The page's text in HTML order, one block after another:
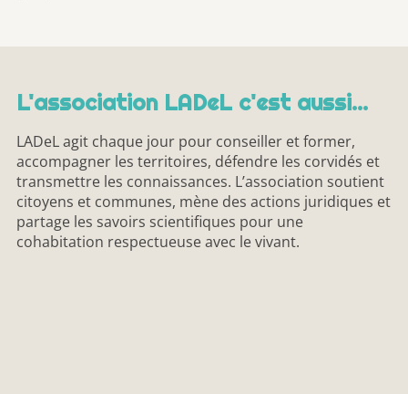
L'association LADeL c'est aussi...
LADeL agit chaque jour pour conseiller et former,
accompagner les territoires, défendre les corvidés et
transmettre les connaissances. L’association soutient
citoyens et communes, mène des actions juridiques et
partage les savoirs scientifiques pour une
cohabitation respectueuse avec le vivant.